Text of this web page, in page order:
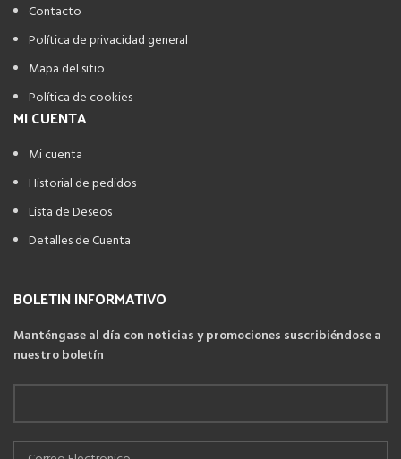
Contacto
Política de privacidad general
Mapa del sitio
Política de cookies
MI CUENTA
Mi cuenta
Historial de pedidos
Lista de Deseos
Detalles de Cuenta
BOLETIN INFORMATIVO
Manténgase al día con noticias y promociones suscribiéndose a
nuestro boletín